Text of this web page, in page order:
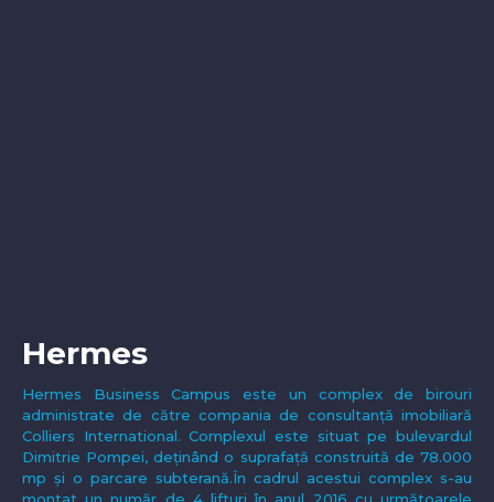
Hermes
Hermes Business Campus este un complex de birouri
administrate de către compania de consultanță imobiliară
Colliers International. Complexul este situat pe bulevardul
Dimitrie Pompei, deținând o suprafață construită de 78.000
mp și o parcare subterană.În cadrul acestui complex s-au